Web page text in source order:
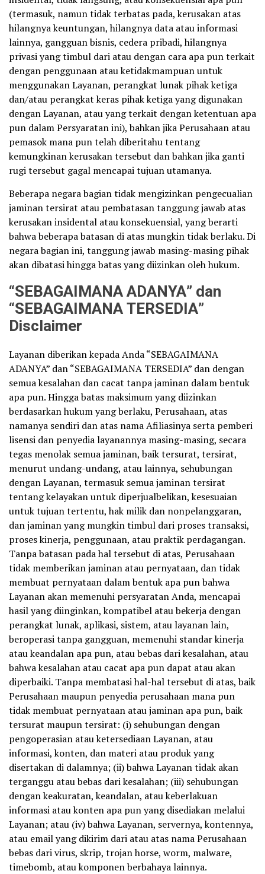
(termasuk, namun tidak terbatas pada, kerusakan atas
hilangnya keuntungan, hilangnya data atau informasi
lainnya, gangguan bisnis, cedera pribadi, hilangnya
privasi yang timbul dari atau dengan cara apa pun terkait
dengan penggunaan atau ketidakmampuan untuk
menggunakan Layanan, perangkat lunak pihak ketiga
dan/atau perangkat keras pihak ketiga yang digunakan
dengan Layanan, atau yang terkait dengan ketentuan apa
pun dalam Persyaratan ini), bahkan jika Perusahaan atau
pemasok mana pun telah diberitahu tentang
kemungkinan kerusakan tersebut dan bahkan jika ganti
rugi tersebut gagal mencapai tujuan utamanya.
Beberapa negara bagian tidak mengizinkan pengecualian
jaminan tersirat atau pembatasan tanggung jawab atas
kerusakan insidental atau konsekuensial, yang berarti
bahwa beberapa batasan di atas mungkin tidak berlaku. Di
negara bagian ini, tanggung jawab masing-masing pihak
akan dibatasi hingga batas yang diizinkan oleh hukum.
“SEBAGAIMANA ADANYA” dan
“SEBAGAIMANA TERSEDIA”
Disclaimer
Layanan diberikan kepada Anda “SEBAGAIMANA
ADANYA” dan “SEBAGAIMANA TERSEDIA” dan dengan
semua kesalahan dan cacat tanpa jaminan dalam bentuk
apa pun. Hingga batas maksimum yang diizinkan
berdasarkan hukum yang berlaku, Perusahaan, atas
namanya sendiri dan atas nama Afiliasinya serta pemberi
lisensi dan penyedia layanannya masing-masing, secara
tegas menolak semua jaminan, baik tersurat, tersirat,
menurut undang-undang, atau lainnya, sehubungan
dengan Layanan, termasuk semua jaminan tersirat
tentang kelayakan untuk diperjualbelikan, kesesuaian
untuk tujuan tertentu, hak milik dan nonpelanggaran,
dan jaminan yang mungkin timbul dari proses transaksi,
proses kinerja, penggunaan, atau praktik perdagangan.
Tanpa batasan pada hal tersebut di atas, Perusahaan
tidak memberikan jaminan atau pernyataan, dan tidak
membuat pernyataan dalam bentuk apa pun bahwa
Layanan akan memenuhi persyaratan Anda, mencapai
hasil yang diinginkan, kompatibel atau bekerja dengan
perangkat lunak, aplikasi, sistem, atau layanan lain,
beroperasi tanpa gangguan, memenuhi standar kinerja
atau keandalan apa pun, atau bebas dari kesalahan, atau
bahwa kesalahan atau cacat apa pun dapat atau akan
diperbaiki. Tanpa membatasi hal-hal tersebut di atas, baik
Perusahaan maupun penyedia perusahaan mana pun
tidak membuat pernyataan atau jaminan apa pun, baik
tersurat maupun tersirat: (i) sehubungan dengan
pengoperasian atau ketersediaan Layanan, atau
informasi, konten, dan materi atau produk yang
disertakan di dalamnya; (ii) bahwa Layanan tidak akan
terganggu atau bebas dari kesalahan; (iii) sehubungan
dengan keakuratan, keandalan, atau keberlakuan
informasi atau konten apa pun yang disediakan melalui
Layanan; atau (iv) bahwa Layanan, servernya, kontennya,
atau email yang dikirim dari atau atas nama Perusahaan
bebas dari virus, skrip, trojan horse, worm, malware,
timebomb, atau komponen berbahaya lainnya.